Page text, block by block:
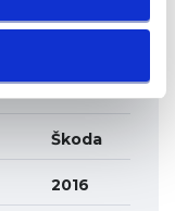
Ne
Škoda
2016